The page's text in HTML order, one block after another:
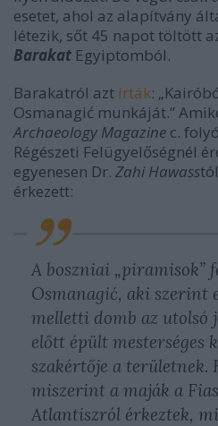
esetet, ahol az alapítvány
létezik, sőt 45 napot töltött
Barakat Egyiptomból.
Barakatról azt írták:
Osmanagić munkáját.”
Archaeology Magazine c.
Régészeti Felügyelőségnél
egyenesen Dr. Zahi Hawass
érkezett:
A boszniai „piramisok”
Osmanagić, aki szerint
melletti domb az utolsó
előtt épült mesterséges
szakértője a területnek.
miszerint a maják a
Atlantiszról érkeztek,